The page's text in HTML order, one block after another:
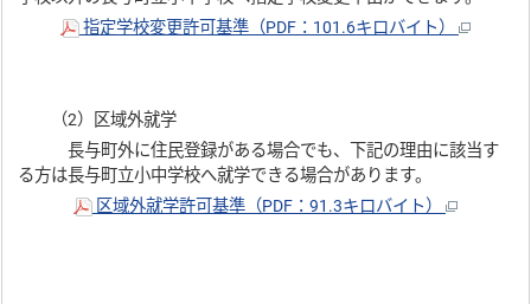
指定学校変更許可基準（PDF：101.6キロバイト）
（2）区域外就学
長与町外に住民登録がある場合でも、下記の理由に該当す
る方は長与町立小中学校へ就学できる場合があります。
区域外就学許可基準（PDF：91.3キロバイト）